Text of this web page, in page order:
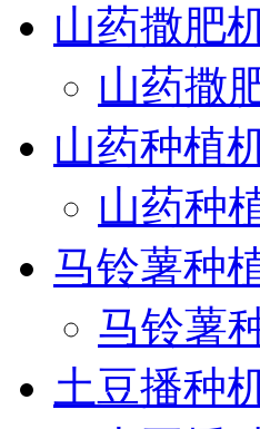
山药撒肥
山药撒
山药种植
山药种
马铃薯种
马铃薯
土豆播种